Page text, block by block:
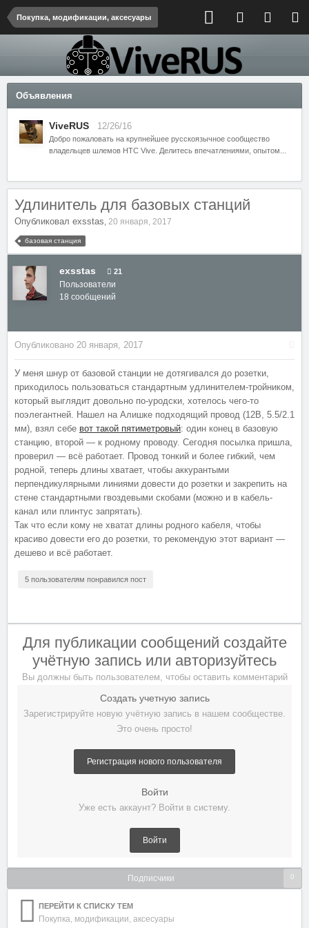
Покупка, модификации, аксесуары
Объявления
ViveRUS 12/26/16
Добро пожаловать на крупнейшее русскоязычное сообщество
владельцев шлемов HTC Vive. Делитесь впечатлениями, опытом...
Удлинитель для базовых станций
Опубликовал exsstas, 20 января, 2017
базовая станция
exsstas 21
Пользователи
18 сообщений
Опубликовано 20 января, 2017
У меня шнур от базовой станции не дотягивался до розетки,
приходилось пользоваться стандартным удлинителем-тройником,
который выглядит довольно по-уродски, хотелось чего-то
поэлегантней. Нашел на Алишке подходящий провод (12В, 5.5/2.1
мм), взял себе вот такой пятиметровый: один конец в базовую
станцию, второй — к родному проводу. Сегодня посылка пришла,
проверил — всё работает. Провод тонкий и более гибкий, чем
родной, теперь длины хватает, чтобы аккурантыми
перпендикулярными линиями довести до розетки и закрепить на
стене стандартными гвоздевыми скобами (можно и в кабель-
канал или плинтус запрятать).
Так что если кому не хватат длины родного кабеля, чтобы
красиво довести его до розетки, то рекомендую этот вариант —
дешево и всё работает.
5 пользователям понравился пост
Для публикации сообщений создайте
учётную запись или авторизуйтесь
Вы должны быть пользователем, чтобы оставить комментарий
Создать учетную запись
Зарегистрируйте новую учётную запись в нашем сообществе.
Это очень просто!
Регистрация нового пользователя
Войти
Уже есть аккаунт? Войти в систему.
Войти
Подписчики 0
ПЕРЕЙТИ К СПИСКУ ТЕМ
Покупка, модификации, аксесуары